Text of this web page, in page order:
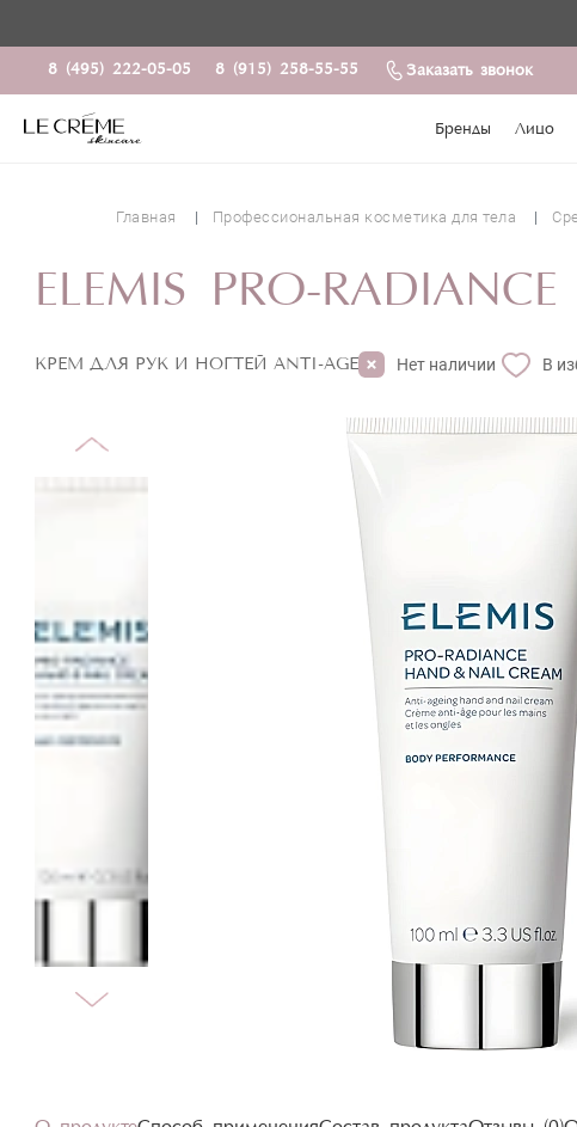
8 (495) 222-05-05 8 (915) 258-55-55 Заказать звонок
Бренды Лицо
Главная Профессиональная косметика для тела
ELEMIS PRO-
КРЕМ ДЛЯ РУК И НОГТЕЙ ANTI-AGE Нет наличии В